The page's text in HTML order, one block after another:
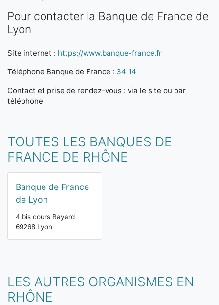
Pour contacter la Banque de France de
Lyon
Site internet : https://www.banque-france.fr
Téléphone Banque de France : 34 14
Contact et prise de rendez-vous : via le site ou par
téléphone
TOUTES LES BANQUES DE
FRANCE DE RHÔNE
Banque de France
de Lyon
4 bis cours Bayard
69268 Lyon
LES AUTRES ORGANISMES EN
RHÔNE